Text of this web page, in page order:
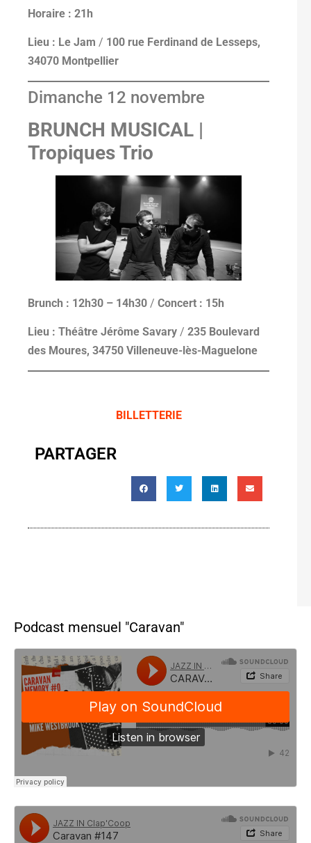
Horaire : 21h
Lieu : Le Jam / 100 rue Ferdinand de Lesseps,
34070 Montpellier
Dimanche 12 novembre
BRUNCH MUSICAL |
Tropiques Trio
Brunch : 12h30 – 14h30 / Concert : 15h
Lieu : Théâtre Jérôme Savary / 235 Boulevard
des Moures, 34750 Villeneuve-lès-Maguelone
BILLETTERIE
PARTAGER
Podcast mensuel "Caravan"